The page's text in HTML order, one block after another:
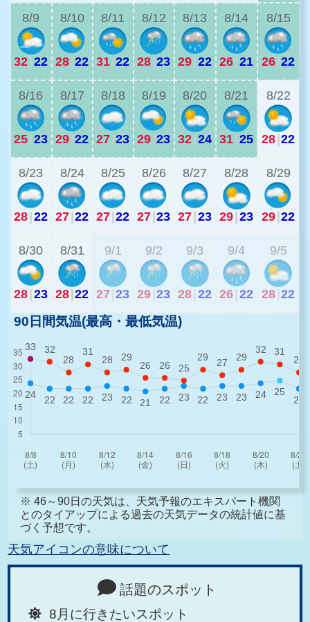
8/9
32 22
8/10
28 22
8/11
31 22
8/12
28 23
8/13
29 22
8/14
26 21
8/15
26 22
8/16
25 23
8/17
29 22
8/18
27 23
8/19
29 23
8/20
32 24
8/21
31 25
8/22
28 22
8/23
28 22
8/24
27 22
8/25
27 22
8/26
27 23
8/27
27 23
8/28
29 23
8/29
29 22
8/30
28 23
8/31
28 22
9/1
27 23
9/2
29 23
9/3
28 22
9/4
26 22
9/5
28 22
90日間気温(最高・最低気温)
※ 46～90日の天気は、天気予報のエキスパート機関
とのタイアップによる過去の天気データの統計値に基
づく予想です。
天気アイコンの意味について
話題のスポット
8月に行きたいスポット